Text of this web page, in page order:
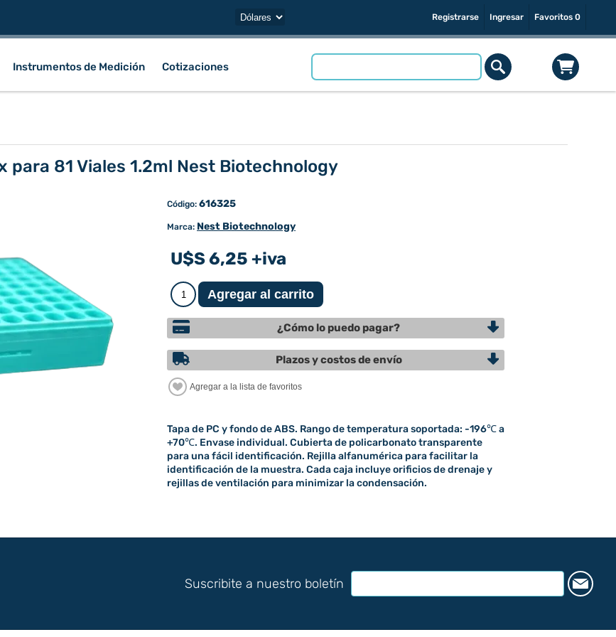
Registrarse Ingresar Favoritos 0
Instrumentos de Medición Cotizaciones
para 81 Viales 1.2ml Nest Biotechnology
Código: 616325
Marca: Nest Biotechnology
U$S 6,25 +iva
¿Cómo lo puedo pagar?
Plazos y costos de envío
Tapa de PC y fondo de ABS. Rango de temperatura soportada: -196℃ a
+70℃. Envase individual. Cubierta de policarbonato transparente
para una fácil identificación. Rejilla alfanumérica para facilitar la
identificación de la muestra. Cada caja incluye orificios de drenaje y
rejillas de ventilación para minimizar la condensación.
Suscribite a nuestro boletín